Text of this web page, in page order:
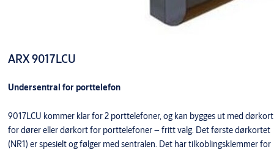
ARX 9017LCU
Undersentral for porttelefon
9017LCU kommer klar for 2 porttelefoner, og kan bygges ut med dørkort
for dører eller dørkort for porttelefoner – fritt valg. Det første dørkortet
(NR1) er spesielt og følger med sentralen. Det har tilkoblingsklemmer for